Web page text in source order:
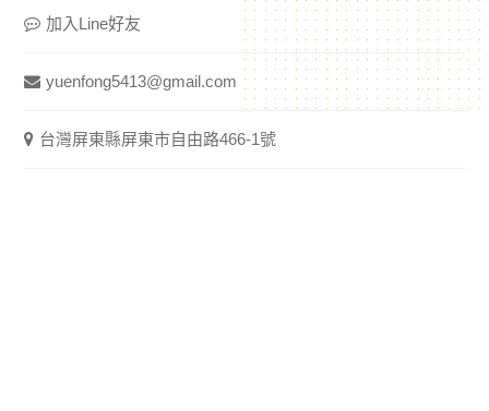
加入Line好友
yuenfong5413@gmail.com
台灣屏東縣屏東市自由路466-1號